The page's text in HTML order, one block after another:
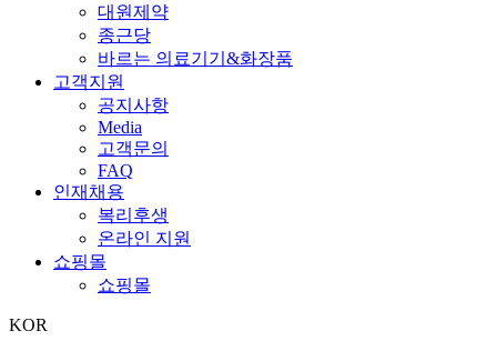
대원제약
종근당
바르는 의료기기&화장품
고객지원
공지사항
Media
고객문의
FAQ
인재채용
복리후생
온라인 지원
쇼핑몰
쇼핑몰
KOR